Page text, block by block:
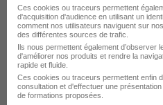
Drancy - 93 CDI
Publié le 6 août 2026
Je postule
Ces cookies ou traceurs permettent
d'acquisition d'audience en utilisant un
comment nos utilisateurs naviguent sur
des différentes sources de trafic.
Ils nous permettent également d’observer
d'améliorer nos produits et rendre la
rapide et fluide.
Ces cookies ou traceurs permettent enfin
consultation et d'effectuer une
de formations proposées.